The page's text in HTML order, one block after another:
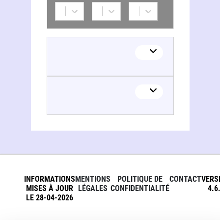
INFORMATIONS
MISES À JOUR
LE 28-04-2026
MENTIONS
LÉGALES
POLITIQUE DE
CONFIDENTIALITÉ
CONTACT